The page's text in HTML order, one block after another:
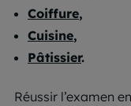
Coiffure,
Cuisine,
Pâtissier.
Réussir l’examen